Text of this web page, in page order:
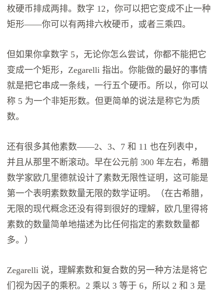
枚硬币排成两排。数字 12，你可以把它变成不止一种
矩形——你可以有两排六枚硬币，或者三乘四。
但如果你拿数字 5，无论你怎么尝试，你都不能把它
变成一个矩形，Zegarelli 指出。你能做的最好的事情
就是把它串成一条线，一行五个硬币。所以，你可以
称 5 为一个非矩形数。但更简单的说法是称它为质
数。
还有很多其他素数——2、3、7 和 11 也在列表中，
并且从那里不断滚动。早在公元前 300 年左右，希腊
数学家欧几里德就设计了素数无限性证明，这可能是
第一个表明素数数量无限的数学证明。（在古希腊，
无限的现代概念还没有得到很好的理解，欧几里得将
素数的数量简单地描述为比任何指定的素数数量都
多。）
Zegarelli 说，理解素数和复合数的另一种方法是将它
们视为因子的乘积。2 乘以 3 等于 6，所以 2 和 3 是